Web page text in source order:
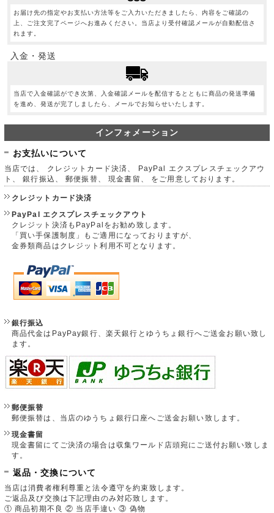
お届け先の指定やお支払い方法等をご入力いただきましたら、内容をご確認の
上、ご注文完了ページへお進みください。当店より受付確認メールが自動配信さ
れます。
入金・発送
当店で入金確認ができ次第、入金確認メールを配信するとともに商品の発送準備
を進め、発送が完了しましたら、メールでお知らせいたします。
インフォメーション
お支払いについて
当店では、 クレジットカード決済、 PayPal エクスプレスチェックアウ
ト、 銀行振込、 郵便振替、 現金書留、 をご用意しております。
クレジットカード決済
PayPal エクスプレスチェックアウト
クレジット決済もPayPalをお勧め致します。
「買い手保護制度」もご適用になっておりますが、
金券類商品はクレジット利用不可となります。
銀行振込
商品代金はPayPay銀行、楽天銀行とゆうちょ銀行へご送金お願い致し
ます。
郵便振替
郵便振替は、当店のゆうちょ銀行口座へご送金お願い致します。
現金書留
現金書留にてご決済の場合は収集ワールド店頭宛にご送付お願い致しま
す。
返品・交換について
当店は消費者権利尊重と法令遵守を約束致します。
ご返品及び交換は下記理由のみ対応致します。
① 商品初期不良 ② 当店手違い ③ 偽物